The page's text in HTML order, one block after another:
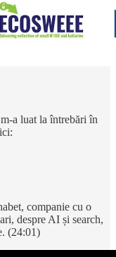
a luat la întrebări în
companie cu o
despre AI și search,
(24:01)